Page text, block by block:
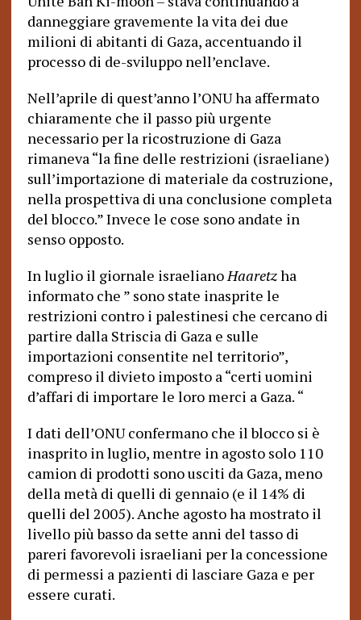
danneggiare gravemente la vita dei due
milioni di abitanti di Gaza, accentuando il
processo di de-sviluppo nell’enclave.
Nell’aprile di quest’anno l’ONU ha affermato
chiaramente che il passo più urgente
necessario per la ricostruzione di Gaza
rimaneva “la fine delle restrizioni (israeliane)
sull’importazione di materiale da costruzione,
nella prospettiva di una conclusione completa
del blocco.” Invece le cose sono andate in
senso opposto.
In luglio il giornale israelianoHaaretzha
informato che ” sono state inasprite le
restrizioni contro i palestinesi che cercano di
partire dalla Striscia di Gaza e sulle
importazioni consentite nel territorio”,
compreso il divieto imposto a “certi uomini
d’affari di importare le loro merci a Gaza. “
I dati dell’ONU confermano che il blocco si è
inasprito in luglio, mentre in agosto solo 110
camion di prodotti sono usciti da Gaza, meno
della metà di quelli di gennaio (e il 14% di
quelli del 2005). Anche agosto ha mostrato il
livello più basso da sette anni del tasso di
pareri favorevoli israeliani per la concessione
di permessi a pazienti di lasciare Gaza e per
essere curati.